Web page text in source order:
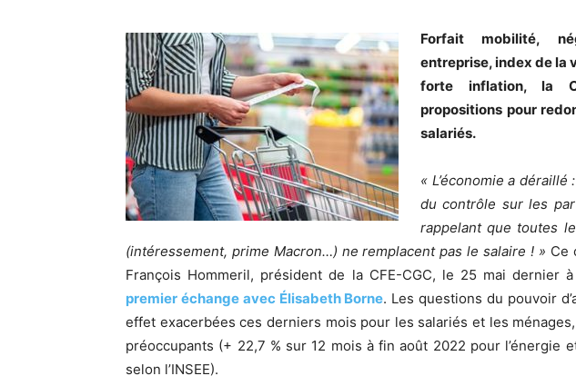
Forfait mobilité,
entreprise, index de la
forte inflation, la
propositions pour
salariés.
« L’économie a
du contrôle sur les
rappelant que toutes
(intéressement, prime Macron…) ne remplacent pas le salaire ! » Ce
François Hommeril, président de la CFE-CGC, le 25 mai dernier
premier échange avec Élisabeth Borne. Les questions du pouvoir
effet exacerbées ces derniers mois pour les salariés et les
préoccupants (+ 22,7 % sur 12 mois à fin août 2022 pour l’énergie
selon l’INSEE).